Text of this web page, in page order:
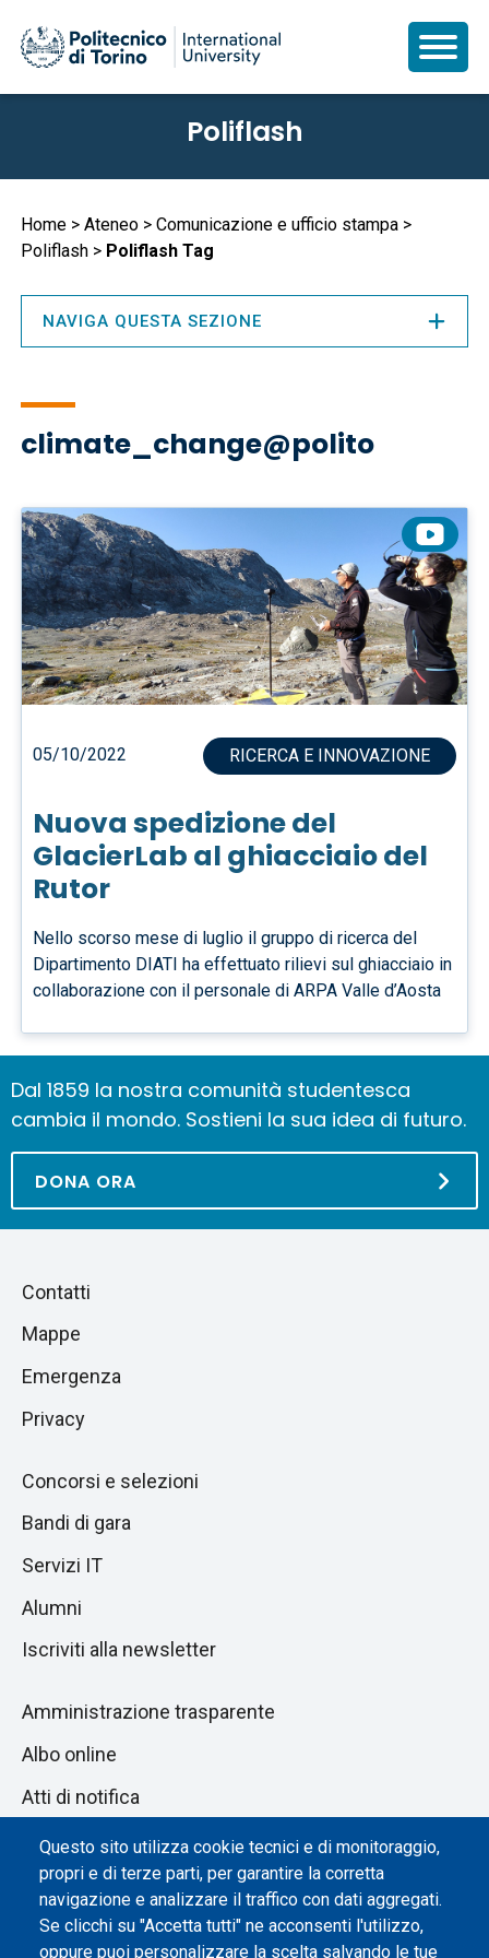
principale
Poliflash
Briciole
di
pane
Home Ateneo
Comunicazione e ufficio stampa
Poliflash
Poliflash Tag
climate_change@polito
05/10/2022 RICERCA E INNOVAZIONE
Nuova spedizione del
GlacierLab al ghiacciaio del
Rutor
Nello scorso mese di luglio il gruppo di ricerca del
Dipartimento DIATI ha effettuato rilievi sul ghiacciaio in
collaborazione con il personale di ARPA Valle d’Aosta
Questo sito utilizza cookie tecnici e di monitoraggio,
propri e di terze parti, per garantire la corretta
navigazione e analizzare il traffico con dati aggregati.
Se clicchi su "Accetta tutti" ne acconsenti l'utilizzo,
oppure puoi personalizzare la scelta salvando le tue
NAVIGA QUESTA SEZIONE
Dal 1859 la nostra comunità studentesca
cambia il mondo. Sostieni la sua idea di futuro.
DONA ORA
Salta
sezione
Piè
di
pagina
Contatti
Mappe
Emergenza
Privacy
Concorsi e selezioni
Bandi di gara
Servizi IT
Alumni
Iscriviti alla newsletter
Amministrazione trasparente
Albo online
Atti di notifica
Dichiarazione di accessibilità
Impostazione dei cookie